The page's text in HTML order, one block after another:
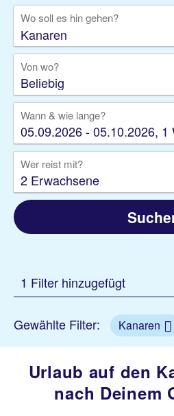
Kreuzfahrten
Rundreisen
Privattransfer
Wo soll es hin gehen?
Von wo?
Beliebig
Wann & wie lange?
05.09.2026 - 05.10.2026, 1
Wer reist mit?
2 Erwachsene
1 Filter hinzugefügt
Gewählte Filter: Kanaren
Urlaub auf den
nach Deinem